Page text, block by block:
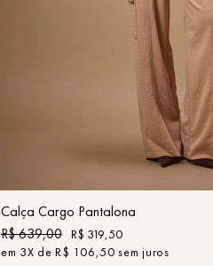
M G
COMPRAR
Calça Cargo Pantalona
R$639,00 R$ 319,50
em 3X deR$ 106,50 sem juros